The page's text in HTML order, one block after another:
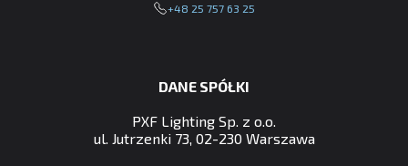
+48 25 757 63 25
DANE SPÓŁKI
PXF Lighting Sp. z o.o.
ul. Jutrzenki 73, 02-230 Warszawa